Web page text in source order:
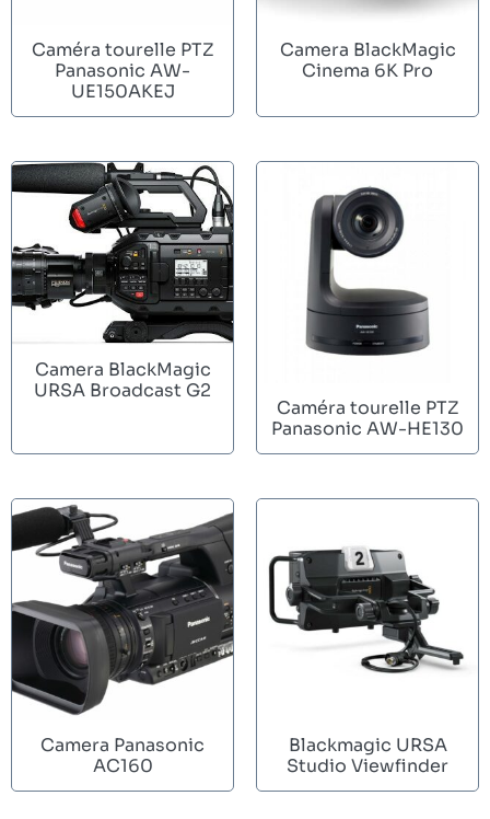
Caméra tourelle PTZ
Panasonic AW-
UE150AKEJ
Camera BlackMagic
Cinema 6K Pro
Camera BlackMagic
URSA Broadcast G2
Caméra tourelle PTZ
Panasonic AW-HE130
Camera Panasonic
AC160
Blackmagic URSA
Studio Viewfinder